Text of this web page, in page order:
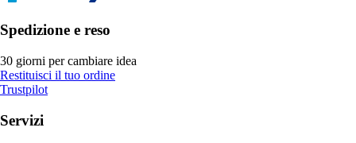
Spedizione e reso
30 giorni per cambiare idea
Restituisci il tuo ordine
Trustpilot
Servizi